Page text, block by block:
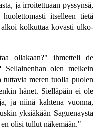
ja irroitettuaan pyssynsä,
itselleen tietä
kolkuttaa kovasti ulko-
ollakaan?" ihmetteli de
Sellainenhan olen melkein
meren tuolla puolen
hänet. Sielläpäin ei ole
ja niinä kahtena vuonna,
yksiäkään Saguenaysta
olisi tullut näkemään."